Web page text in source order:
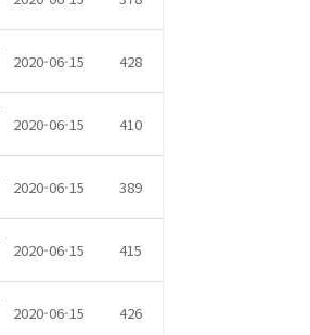
2020-06-15 428
2020-06-15 410
2020-06-15 389
2020-06-15 415
2020-06-15 426